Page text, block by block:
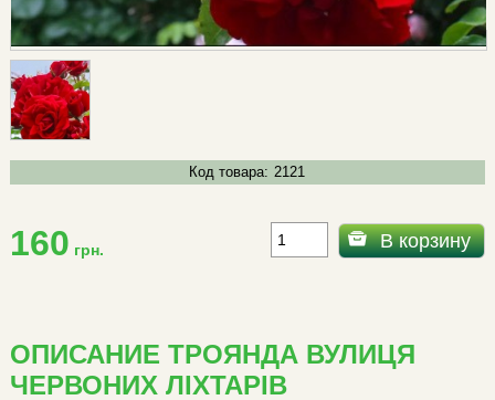
Код товара: 2121
160 грн. В корзину
ОПИСАНИЕ ТРОЯНДА ВУЛИЦЯ
ЧЕРВОНИХ ЛІХТАРІВ